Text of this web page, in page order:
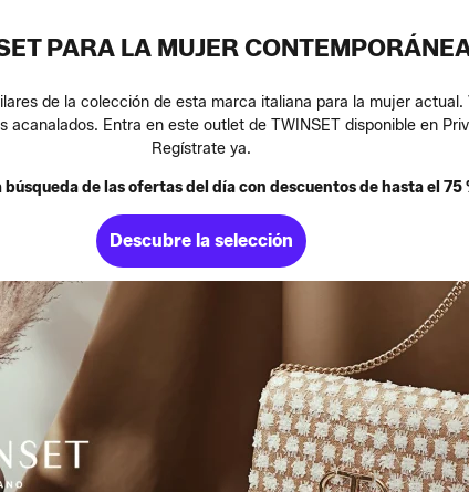
PARA LA MUJER
de la colección de esta marca italiana para la mujer
Entra en este outlet de TWINSET disponible en
Regístrate ya.
búsqueda de las ofertas del día con descuentos de hasta el 75
Descubre la selección